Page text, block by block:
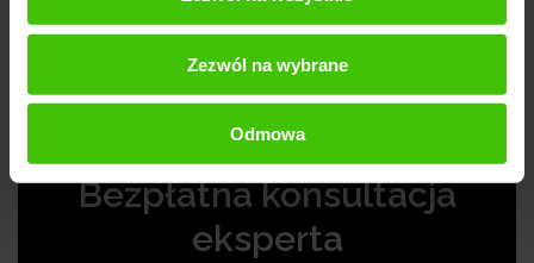
Zezwól na wybrane
Odmowa
Social Media w Wyższej Szkole Bankowej we
Bezpłatna konsultacja
eksperta